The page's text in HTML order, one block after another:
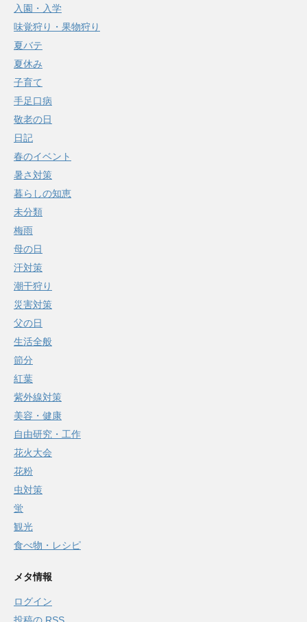
入園・入学
味覚狩り・果物狩り
夏バテ
夏休み
子育て
手足口病
敬老の日
日記
春のイベント
暑さ対策
暮らしの知恵
未分類
梅雨
母の日
汗対策
潮干狩り
災害対策
父の日
生活全般
節分
紅葉
紫外線対策
美容・健康
自由研究・工作
花火大会
花粉
虫対策
蛍
観光
食べ物・レシピ
メタ情報
ログイン